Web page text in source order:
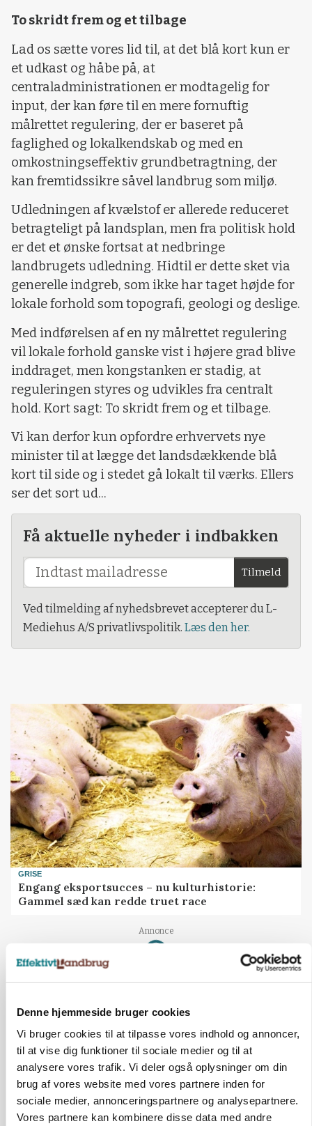
Denne hjemmeside bruger cookies
Vi bruger cookies til at tilpasse vores indhold og annoncer,
til at vise dig funktioner til sociale medier og til at
analysere vores trafik. Vi deler også oplysninger om din
brug af vores website med vores partnere inden for
sociale medier, annonceringspartnere og analysepartnere.
Vores partnere kan kombinere disse data med andre
To skridt frem og et tilbage
Lad os sætte vores lid til, at det blå kort kun er
et udkast og håbe på, at
centraladministrationen er modtagelig for
input, der kan føre til en mere fornuftig
målrettet regulering, der er baseret på
faglighed og lokalkendskab og med en
omkostningseffektiv grundbetragtning, der
kan fremtidssikre såvel landbrug som miljø.
Udledningen af kvælstof er allerede reduceret
betragteligt på landsplan, men fra politisk hold
er det et ønske fortsat at nedbringe
landbrugets udledning. Hidtil er dette sket via
generelle indgreb, som ikke har taget højde for
lokale forhold som topografi, geologi og deslige.
Med indførelsen af en ny målrettet regulering
vil lokale forhold ganske vist i højere grad blive
inddraget, men kongstanken er stadig, at
reguleringen styres og udvikles fra centralt
hold. Kort sagt: To skridt frem og et tilbage.
Vi kan derfor kun opfordre erhvervets nye
minister til at lægge det landsdækkende blå
kort til side og i stedet gå lokalt til værks. Ellers
ser det sort ud...
Få aktuelle nyheder i indbakken
Tilmeld
Ved tilmelding af nyhedsbrevet accepterer du L-
Mediehus A/S privatlivspolitik. Læs den her.
GRISE
Engang eksportsucces – nu kulturhistorie:
Gammel sæd kan redde truet race
Annonce
Loading...
Markvandring sætter fokus på elefantgræs